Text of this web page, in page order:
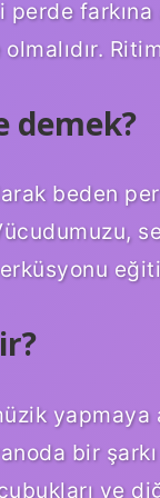
farkına
demek?
beden
yapmaya
bir
ve